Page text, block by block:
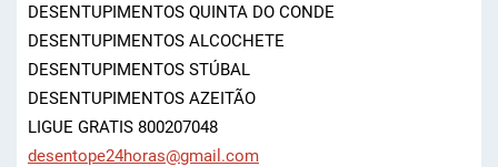
DESENTUPIMENTOS QUINTA DO CONDE
DESENTUPIMENTOS ALCOCHETE
DESENTUPIMENTOS STÚBAL
DESENTUPIMENTOS AZEITÃO
LIGUE GRATIS 800207048
desentope24horas@gmail.com